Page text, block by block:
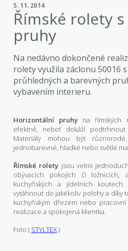
5. 11. 2014
Římské rolety
pruhy
Na nedávno dokončené
rolety využila záclonu 50016
průhledných a barevných
vybavením interieru.
Horizontální pruhy na římských
efektně, neboť dokáží
Materiály mohou být
jednobarevné, hladké nebo světlé
Římské rolety jsou velmi
obývacích pokojích či
kuchyňských a jídelních
vytáhnout do jakékoliv polohy a díky
kuchyňským dřezem nebo
realizace a spokojená klientka.
Foto ( STYLTEX)